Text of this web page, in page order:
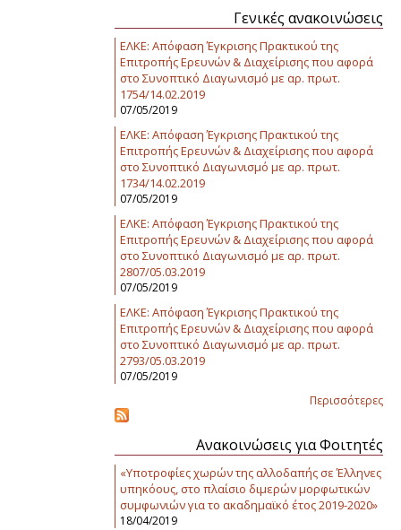
Γενικές ανακοινώσεις
ΕΛΚΕ: Απόφαση Έγκρισης Πρακτικού της
Επιτροπής Ερευνών & Διαχείρισης που αφορά
στο Συνοπτικό Διαγωνισμό με αρ. πρωτ.
1754/14.02.2019
07/05/2019
ΕΛΚΕ: Απόφαση Έγκρισης Πρακτικού της
Επιτροπής Ερευνών & Διαχείρισης που αφορά
στο Συνοπτικό Διαγωνισμό με αρ. πρωτ.
1734/14.02.2019
07/05/2019
ΕΛΚΕ: Απόφαση Έγκρισης Πρακτικού της
Επιτροπής Ερευνών & Διαχείρισης που αφορά
στο Συνοπτικό Διαγωνισμό με αρ. πρωτ.
2807/05.03.2019
07/05/2019
ΕΛΚΕ: Απόφαση Έγκρισης Πρακτικού της
Επιτροπής Ερευνών & Διαχείρισης που αφορά
στο Συνοπτικό Διαγωνισμό με αρ. πρωτ.
2793/05.03.2019
07/05/2019
Περισσότερες
Ανακοινώσεις για Φοιτητές
«Υποτροφίες χωρών της αλλοδαπής σε Έλληνες
υπηκόους, στο πλαίσιο διμερών μορφωτικών
συμφωνιών για το ακαδημαϊκό έτος 2019-2020»
18/04/2019